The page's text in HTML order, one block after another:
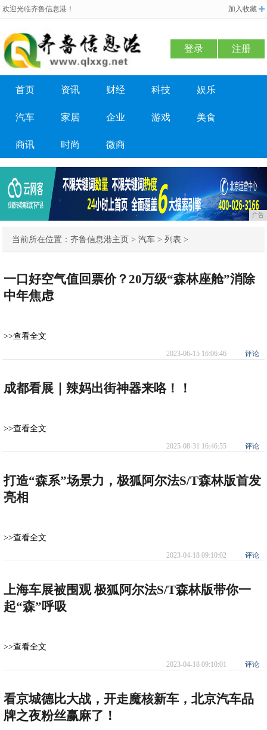
欢迎光临齐鲁信息港！ 加入收藏
登录 注册
首页 资讯 财经 科技 娱乐
汽车 家居 企业 游戏 美食
商讯 时尚 微商
广告
当前所在位置：齐鲁信息港主页 >汽车 > 列表 >
一口好空气值回票价？20万级“森林座舱”消除
中年焦虑
>>查看全文
2023-06-15 16:06:46 评论
成都看展｜辣妈出街神器来咯！！
>>查看全文
2025-08-31 16:46:55 评论
打造“森系”场景力，极狐阿尔法S/T森林版首发
亮相
>>查看全文
2023-04-18 09:10:02 评论
上海车展被围观 极狐阿尔法S/T森林版带你一
起“森”呼吸
>>查看全文
2023-04-18 09:10:01 评论
看京城德比大战，开走魔核新车，北京汽车品
牌之夜粉丝赢麻了！